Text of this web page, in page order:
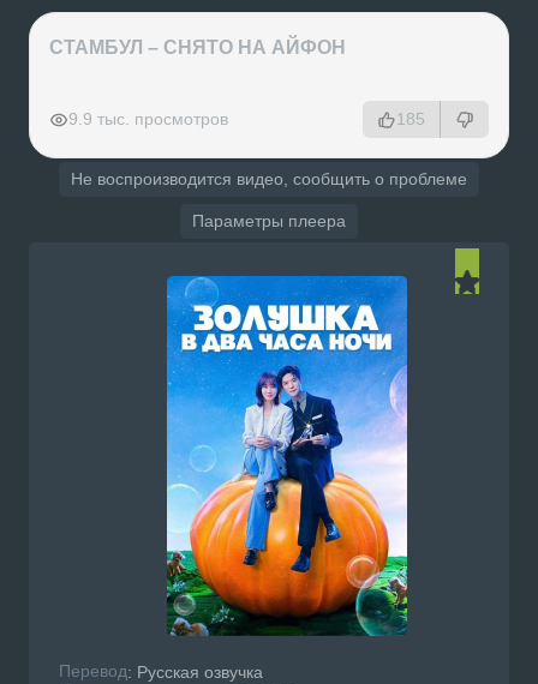
СТАМБУЛ – СНЯТО НА АЙФОН
9.9 тыс. просмотров 185
Не воспроизводится видео, сообщить о проблеме
Параметры плеера
Перевод: Русская озвучка